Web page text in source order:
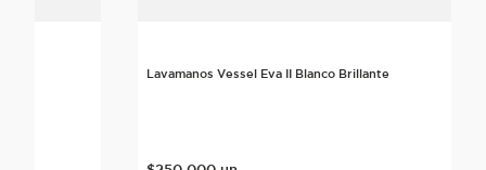
Lavamanos Vessel Eva II Blanco Brillante